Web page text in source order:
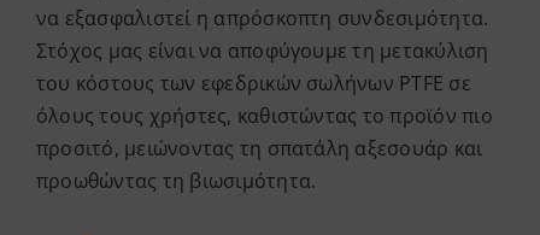
να εξασφαλιστεί η απρόσκοπτη συνδεσιμότητα.
Στόχος μας είναι να αποφύγουμε τη μετακύλιση
του κόστους των εφεδρικών σωλήνων PTFE σε
όλους τους χρήστες, καθιστώντας το προϊόν πιο
προσιτό, μειώνοντας τη σπατάλη αξεσουάρ και
προωθώντας τη βιωσιμότητα.